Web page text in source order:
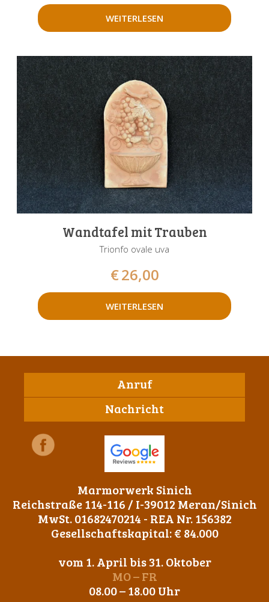
WEITERLESEN
Wandtafel mit Trauben
Trionfo ovale uva
€26,00
WEITERLESEN
Anruf
Nachricht
Marmorwerk Sinich
Reichstraße 114-116 / I-39012 Meran/Sinich
MwSt. 01682470214 - REA Nr. 156382
Gesellschaftskapital: € 84.000
vom 1. April bis 31. Oktober
MO – FR
08.00 – 18.00 Uhr